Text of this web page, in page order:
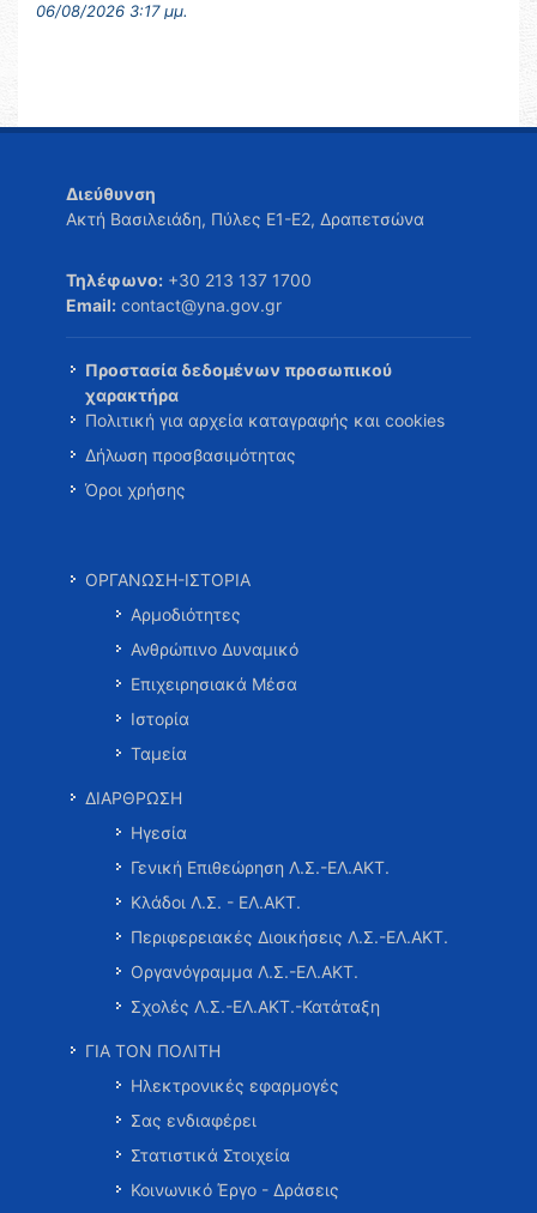
06/08/2026 3:17 μμ.
Διεύθυνση
Ακτή Βασιλειάδη, Πύλες Ε1-Ε2, Δραπετσώνα
Τηλέφωνο: +30 213 137 1700
Email: contact@yna.gov.gr
Προστασία δεδομένων προσωπικού
χαρακτήρα
Πολιτική για αρχεία καταγραφής και cookies
Δήλωση προσβασιμότητας
Όροι χρήσης
ΟΡΓΑΝΩΣΗ-ΙΣΤΟΡΙΑ
Αρμοδιότητες
Ανθρώπινο Δυναμικό
Επιχειρησιακά Μέσα
Ιστορία
Ταμεία
ΔΙΑΡΘΡΩΣΗ
Ηγεσία
Γενική Επιθεώρηση Λ.Σ.-ΕΛ.ΑΚΤ.
Κλάδοι Λ.Σ. - ΕΛ.ΑΚΤ.
Περιφερειακές Διοικήσεις Λ.Σ.-ΕΛ.ΑΚΤ.
Οργανόγραμμα Λ.Σ.-ΕΛ.ΑΚΤ.
Σχολές Λ.Σ.-ΕΛ.ΑΚΤ.-Κατάταξη
ΓΙΑ ΤΟΝ ΠΟΛΙΤΗ
Ηλεκτρονικές εφαρμογές
Σας ενδιαφέρει
Στατιστικά Στοιχεία
Κοινωνικό Έργο - Δράσεις